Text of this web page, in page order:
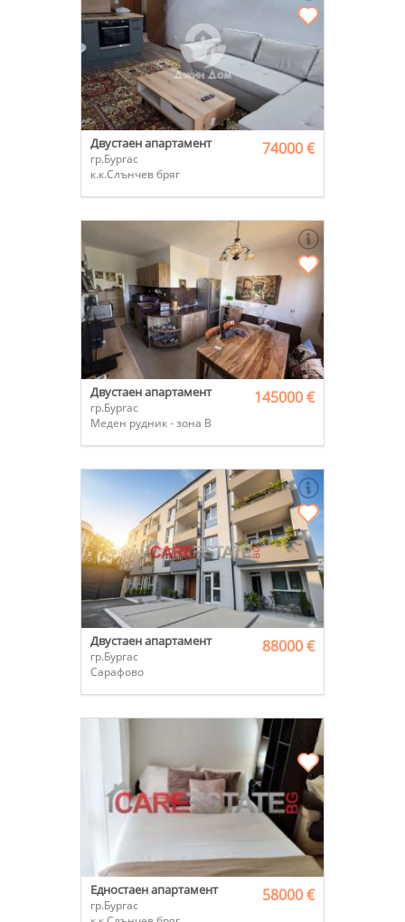
Двустаен апартамент
гр.Бургас
к.к.Слънчев бряг
74000 €
Двустаен апартамент
гр.Бургас
Меден рудник - зона В
145000 €
Двустаен апартамент
гр.Бургас
Сарафово
88000 €
Едностаен апартамент
гр.Бургас
58000 €